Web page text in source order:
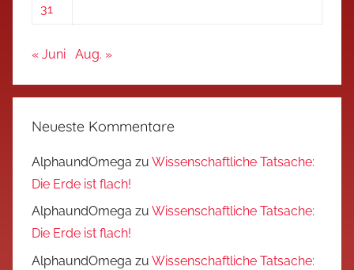
31
« Juni Aug. »
Neueste Kommentare
AlphaundOmega zu Wissenschaftliche Tatsache:
Die Erde ist flach!
AlphaundOmega zu Wissenschaftliche Tatsache:
Die Erde ist flach!
AlphaundOmega zu Wissenschaftliche Tatsache: